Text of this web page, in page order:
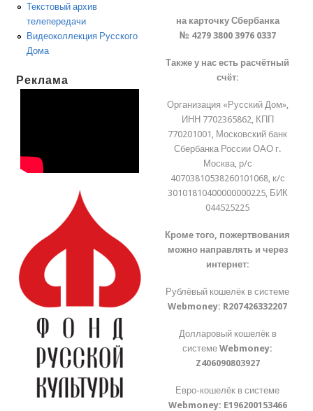
Текстовый архив
телепередачи
Видеоколлекция Русского
Дома
Реклама
на карточку Сбербанка
№ 4279 3800 3976 0337
Также у нас есть расчётный
счёт:
Организация «Русский Дом»,
ИНН 7702365862, КПП
770201001, Московский банк
Сбербанка России ОАО г.
Москва, р/с
40703810538260101068, к/с
30101810400000000225, БИК
044525225
Кроме того, пожертвования
можно направлять и через
интернет:
Рублёвый кошелёк в системе
Webmoney: R207426332207
Долларовый кошелёк в
системеWebmoney:
Z406090803927
Евро-кошелёк в системе
Webmoney: E196200153466